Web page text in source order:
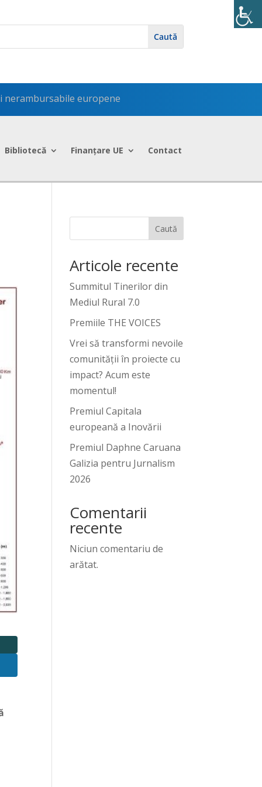
europene
Bibliotecă Finanțare UE Contact
Caută
Articole recente
Summitul Tinerilor din
Mediul Rural 7.0
Premiile THE VOICES
Vrei să transformi nevoile
comunității în proiecte cu
impact? Acum este
momentul!
Premiul Capitala
europeană a Inovării
Premiul Daphne Caruana
Galizia pentru Jurnalism
2026
Comentarii
recente
Niciun comentariu de
arătat.